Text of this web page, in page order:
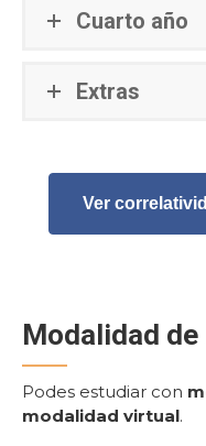
Cuarto año
Extras
Ver
Modalidad de
Podes estudiar con
modalidad virtual.